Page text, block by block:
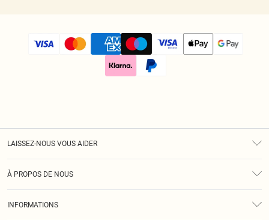
LAISSEZ-NOUS VOUS AIDER
À PROPOS DE NOUS
INFORMATIONS